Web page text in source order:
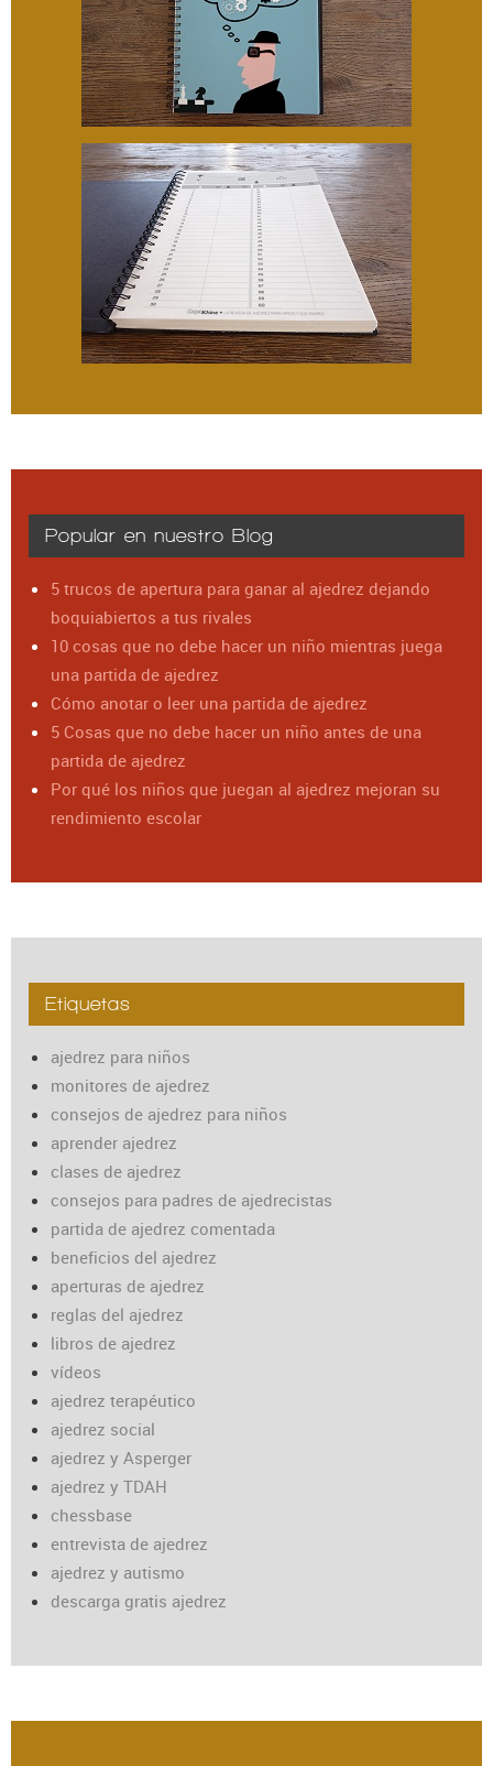
Popular en nuestro Blog
5 trucos de apertura para ganar al ajedrez dejando
boquiabiertos a tus rivales
10 cosas que no debe hacer un niño mientras juega
una partida de ajedrez
Cómo anotar o leer una partida de ajedrez
5 Cosas que no debe hacer un niño antes de una
partida de ajedrez
Por qué los niños que juegan al ajedrez mejoran su
rendimiento escolar
Etiquetas
ajedrez para niños
monitores de ajedrez
consejos de ajedrez para niños
aprender ajedrez
clases de ajedrez
consejos para padres de ajedrecistas
partida de ajedrez comentada
beneficios del ajedrez
aperturas de ajedrez
reglas del ajedrez
libros de ajedrez
vídeos
ajedrez terapéutico
ajedrez social
ajedrez y Asperger
ajedrez y TDAH
chessbase
entrevista de ajedrez
ajedrez y autismo
descarga gratis ajedrez